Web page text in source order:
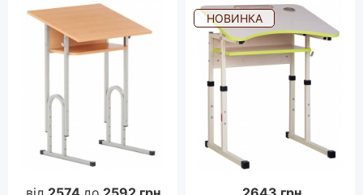
НОВИНКА